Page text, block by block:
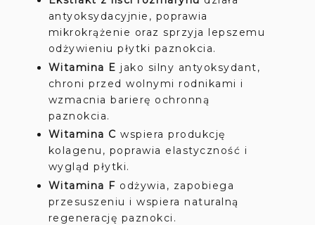
antyoksydacyjnie, poprawia
mikrokrążenie oraz sprzyja lepszemu
odżywieniu płytki paznokcia.
Witamina E jako silny antyoksydant,
chroni przed wolnymi rodnikami i
wzmacnia barierę ochronną
paznokcia.
Witamina C wspiera produkcję
kolagenu, poprawia elastyczność i
wygląd płytki.
Witamina F odżywia, zapobiega
przesuszeniu i wspiera naturalną
regenerację paznokci.